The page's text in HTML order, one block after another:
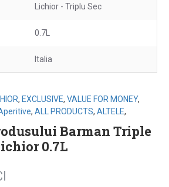
Lichior - Triplu Sec
0.7L
Italia
, EXCLUSIVE, VALUE FOR MONEY,
, ALL PRODUCTS, ALTELE,
Barman Triple
0.7L